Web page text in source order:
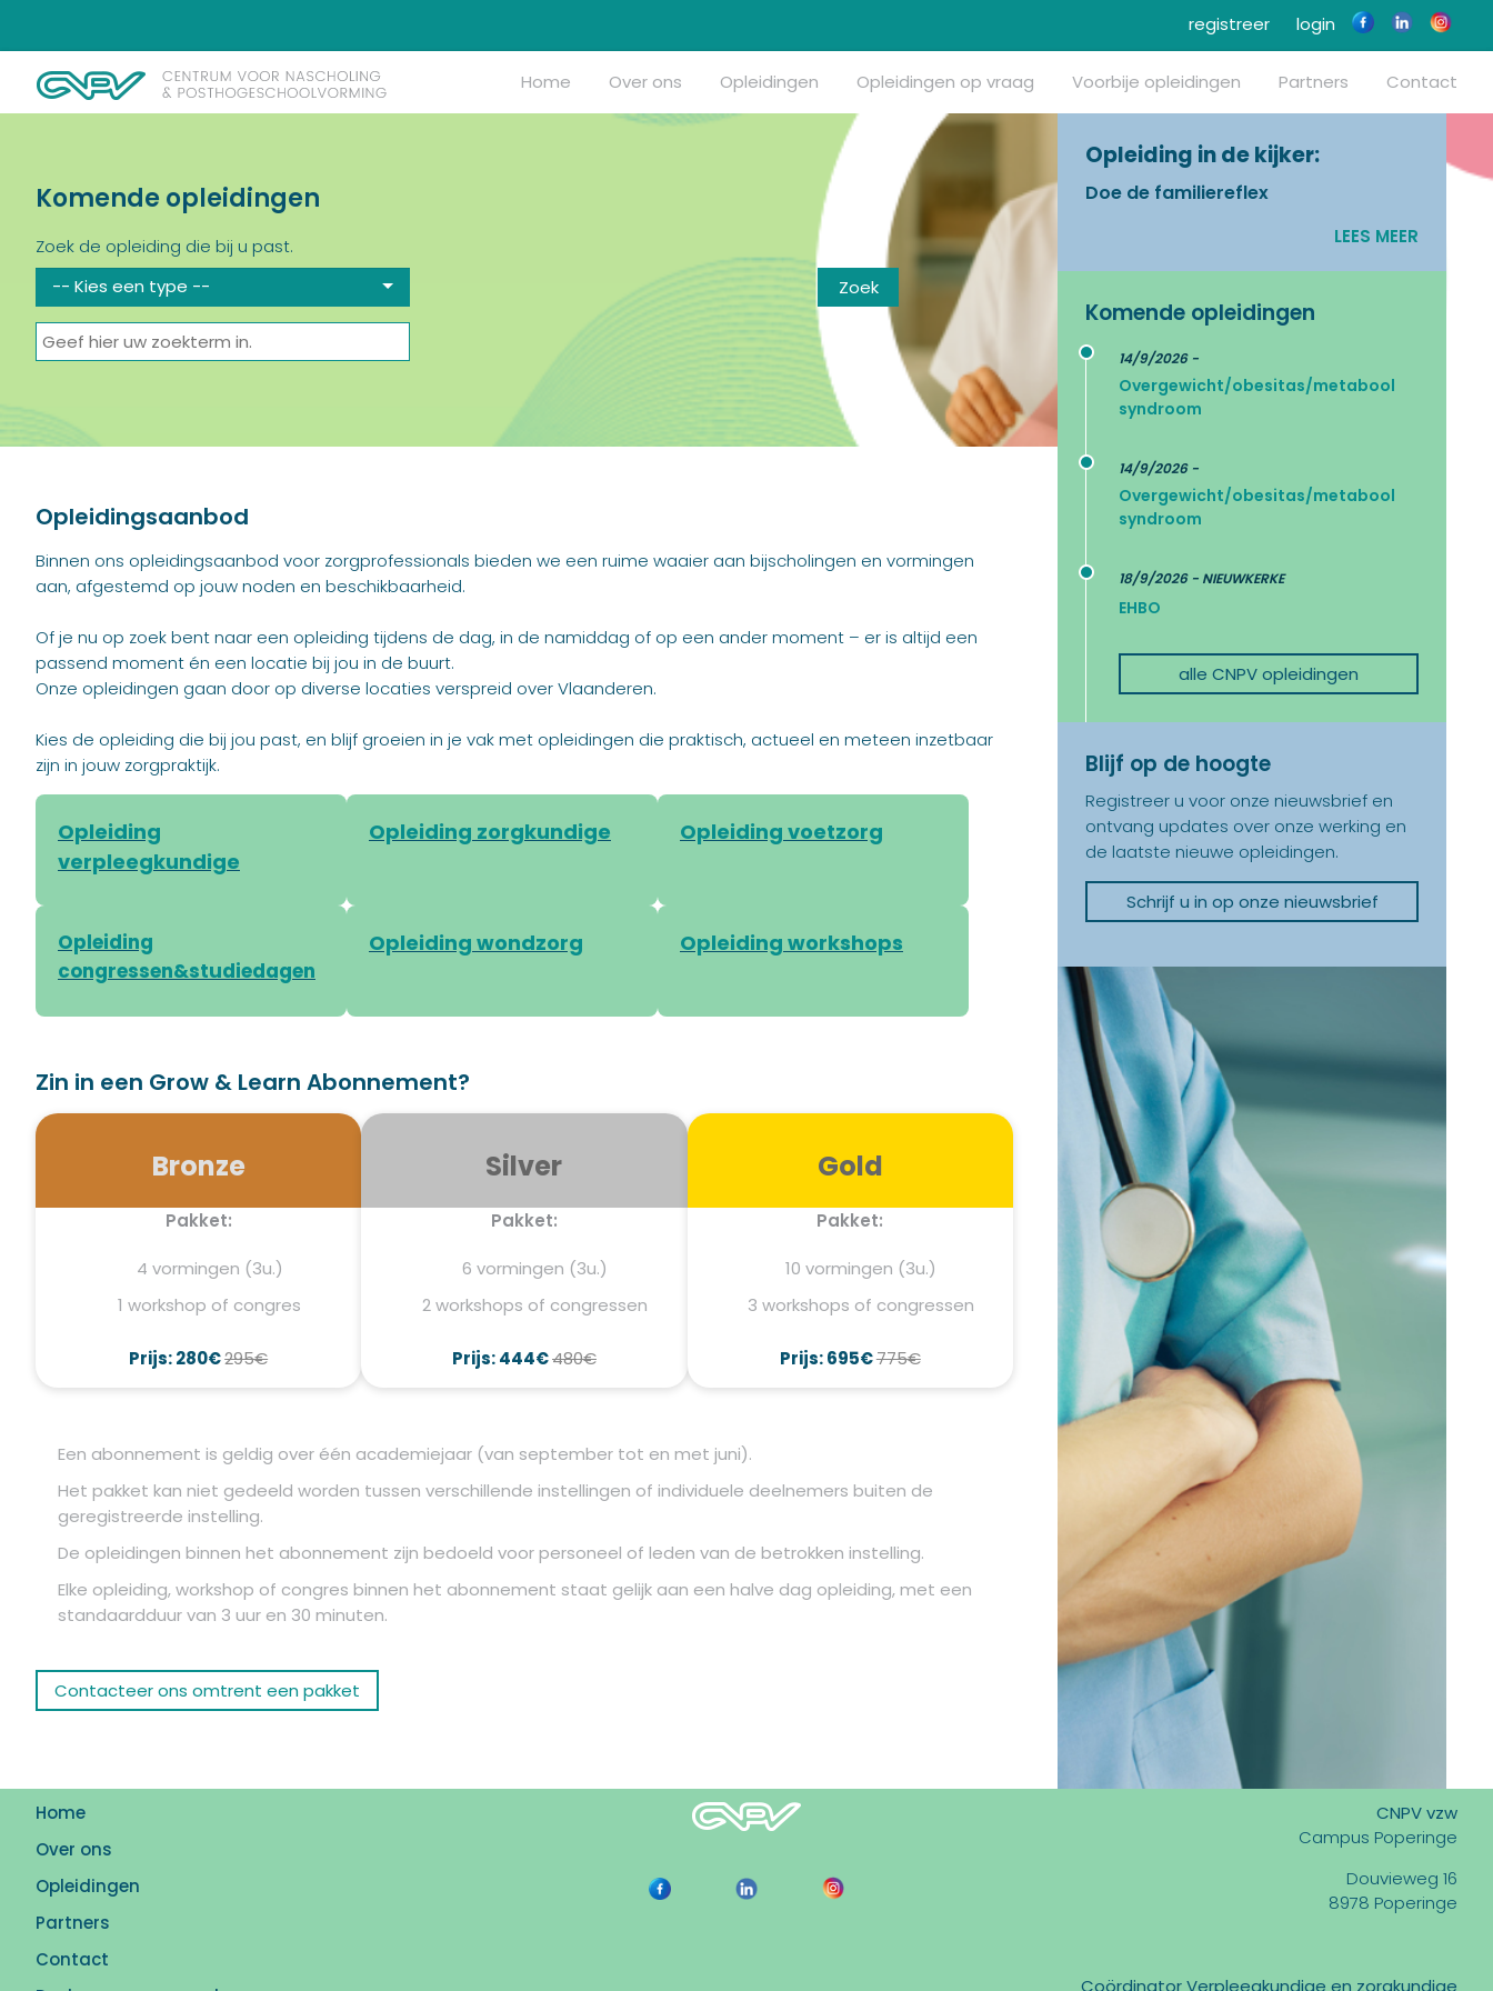
login
registreer
Home Over ons Opleidingen Opleidingen op vraag Voorbije opleidingen Partners Contact
Komende opleidingen
Zoek de opleiding die bij u past.
-- Kies een type --
Opleiding in de kijker:
Doe de familiereflex
LEES MEER
Komende opleidingen
14/9/2026 -
Overgewicht/obesitas/metabool
syndroom
14/9/2026 -
Overgewicht/obesitas/metabool
syndroom
18/9/2026 - NIEUWKERKE
EHBO
alle CNPV opleidingen
Blijf op de hoogte
Registreer u voor onze nieuwsbrief en
ontvang updates over onze werking en
de laatste nieuwe opleidingen.
Schrijf u in op onze nieuwsbrief
Opleidingsaanbod
Binnen ons opleidingsaanbod voor zorgprofessionals bieden we een ruime waaier aan bijscholingen en vormingen
aan, afgestemd op jouw noden en beschikbaarheid.
Of je nu op zoek bent naar een opleiding tijdens de dag, in de namiddag of op een ander moment – er is altijd een
passend moment én een locatie bij jou in de buurt.
Onze opleidingen gaan door op diverse locaties verspreid over Vlaanderen.
Kies de opleiding die bij jou past, en blijf groeien in je vak met opleidingen die praktisch, actueel en meteen inzetbaar
zijn in jouw zorgpraktijk.
Opleiding
verpleegkundige
Opleiding zorgkundige Opleiding voetzorg
Opleiding
congressen&studiedagen
Opleiding wondzorg Opleiding workshops
Zin in een Grow & Learn Abonnement?
Bronze
Pakket:
4 vormingen (3u.)
1 workshop of congres
Prijs: 280€295€
Silver
Pakket:
6 vormingen (3u.)
2 workshops of congressen
Prijs: 444€480€
Gold
Pakket:
10 vormingen (3u.)
3 workshops of congressen
Prijs: 695€775€
Een abonnement is geldig over één academiejaar (van september tot en met juni).
Het pakket kan niet gedeeld worden tussen verschillende instellingen of individuele deelnemers buiten de
geregistreerde instelling.
De opleidingen binnen het abonnement zijn bedoeld voor personeel of leden van de betrokken instelling.
Elke opleiding, workshop of congres binnen het abonnement staat gelijk aan een halve dag opleiding, met een
standaardduur van 3 uur en 30 minuten.
Contacteer ons omtrent een pakket
Home
Over ons
Opleidingen
Partners
Contact
CNPV vzw
Campus Poperinge
Douvieweg 16
8978 Poperinge